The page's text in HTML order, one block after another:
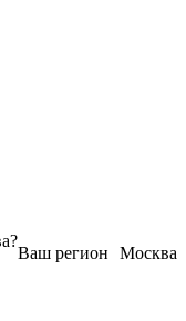
Москва
Ваш регион
?